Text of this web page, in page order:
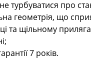
турбуватися про
геометрія, що
та щільному
7 років.